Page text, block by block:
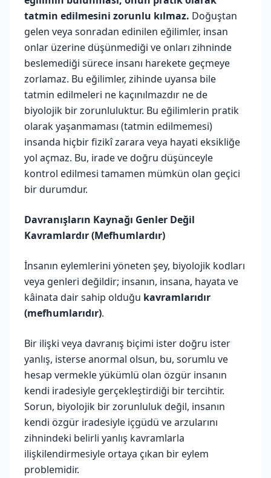
tatmin edilmesini zorunlu kılmaz. Doğuştan
gelen veya sonradan edinilen eğilimler, insan
onlar üzerine düşünmediği ve onları zihninde
beslemediği sürece insanı harekete geçmeye
zorlamaz. Bu eğilimler, zihinde uyansa bile
tatmin edilmeleri ne kaçınılmazdır ne de
biyolojik bir zorunluluktur. Bu eğilimlerin pratik
olarak yaşanmaması (tatmin edilmemesi)
insanda hiçbir fizikî zarara veya hayati eksikliğe
yol açmaz. Bu, irade ve doğru düşünceyle
kontrol edilmesi tamamen mümkün olan geçici
bir durumdur.
Davranışların Kaynağı Genler Değil
Kavramlardır (Mefhumlardır)
İnsanın eylemlerini yöneten şey, biyolojik kodları
veya genleri değildir; insanın, insana, hayata ve
kâinata dair sahip olduğu kavramlarıdır
(mefhumlarıdır).
Bir ilişki veya davranış biçimi ister doğru ister
yanlış, isterse anormal olsun, bu, sorumlu ve
hesap vermekle yükümlü olan özgür insanın
kendi iradesiyle gerçekleştirdiği bir tercihtir.
Sorun, biyolojik bir zorunluluk değil, insanın
kendi özgür iradesiyle içgüdü ve arzularını
zihnindeki belirli yanlış kavramlarla
ilişkilendirmesiyle ortaya çıkan bir eylem
problemidir.